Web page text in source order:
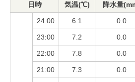
日時 気温(℃) 降水量
24:00 6.1 0.0
23:00 7.2 0.0
22:00 7.8 0.0
21:00 7.3 0.0